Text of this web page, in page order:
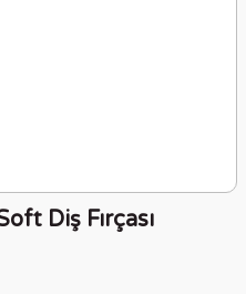
Diş Fırçası